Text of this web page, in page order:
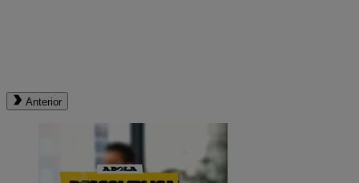
Anterior